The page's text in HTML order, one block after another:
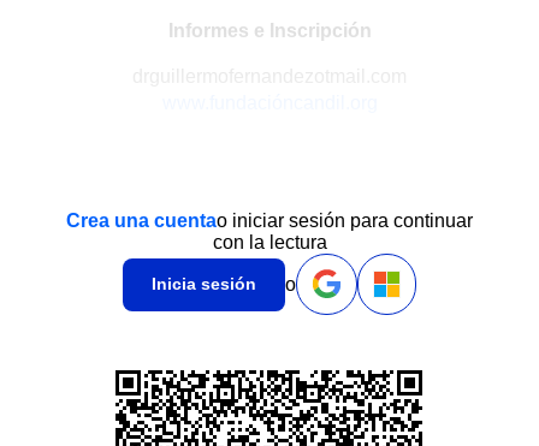
Informes e Inscripción
Crea una cuentao iniciar sesión para continuar
con la lectura
Inicia sesión o